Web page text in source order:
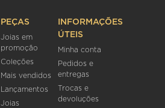
PEÇAS
Joias em
promoção
Coleções
Mais vendidos
Lançamentos
Joias
INFORMAÇÕES
ÚTEIS
Minha conta
Pedidos e
entregas
Trocas e
devoluções